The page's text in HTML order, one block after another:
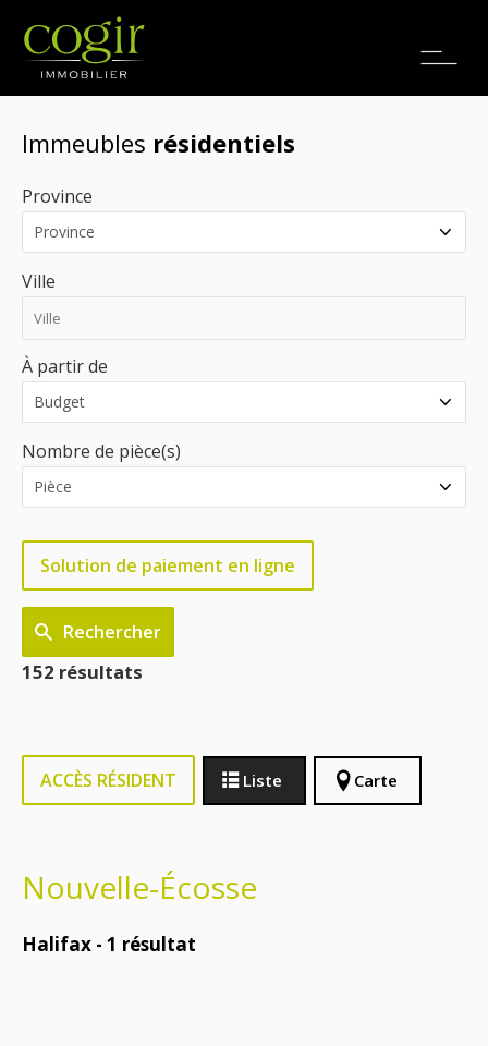
Emplois
Immeubles résidentiels
Province
Ville
À partir de
Nombre de pièce(s)
Solution de paiement en ligne
Rechercher
152 résultats
ACCÈS RÉSIDENT Liste Carte
Nouvelle-Écosse
Halifax - 1 résultat